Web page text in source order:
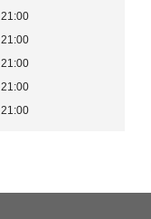
21:00
21:00
21:00
21:00
21:00